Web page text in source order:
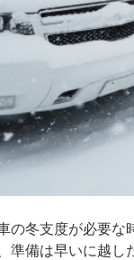
の冬支度が必要な
準備は早いに越